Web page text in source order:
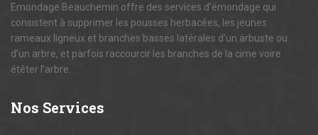
Emondage Beauchemin offre des services d’émondage qui
consistent à supprimer les pousses herbacées, les jeunes
rameaux ligneux et branches basses latérales d’un arbuste ou
d’un arbre, et parfois raccourcir les branches de la cime voire
étêter l’arbre.
Nos Services